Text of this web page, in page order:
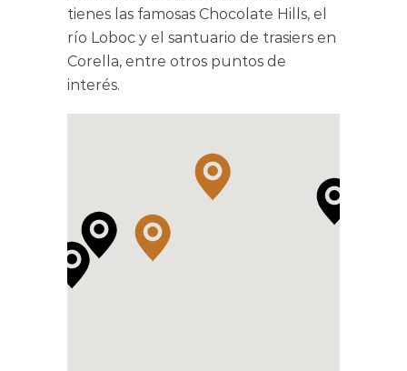
tienes las famosas Chocolate Hills, el
río Loboc y el santuario de trasiers en
Corella, entre otros puntos de
interés.